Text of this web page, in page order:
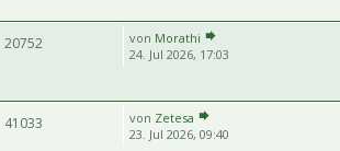
20752 von Morathi
24. Jul 2026, 17:03
41033 von Zetesa
23. Jul 2026, 09:40